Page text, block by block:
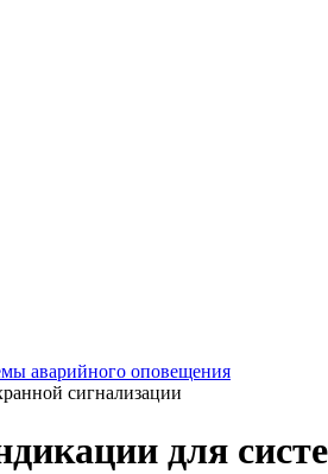
аварийного оповещения
сигнализации
для